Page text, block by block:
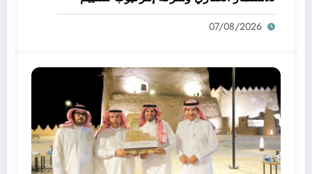
العقاري
07/08/2026